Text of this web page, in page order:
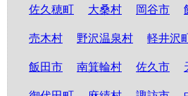
佐久穂町 大桑村 岡谷市
売木村 野沢温泉村 軽井沢
飯田市 南箕輪村 佐久市